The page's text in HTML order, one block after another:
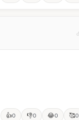
👍0 👎0 😂0 🥰0